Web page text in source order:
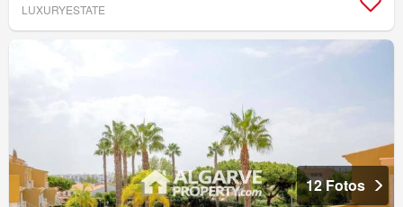
LUXURYESTATE
12 Fotos